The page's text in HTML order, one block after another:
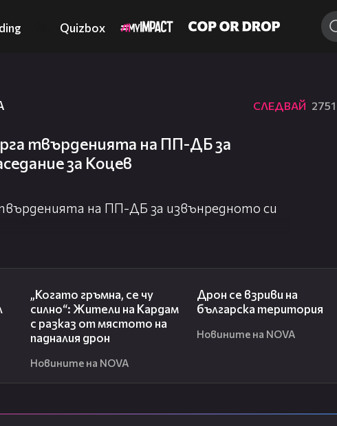
Quizbox
СЛЕДВАЙ 2751
твърденията на ПП-ДБ за
за Коцев
на ПП-ДБ за извънредното си
„Когато гръмна, се чу
силно“: Жители на Кардам
с разказ от мястото на
падналия дрон
Новините на NOVA
Дрон се взриви на
българска територия
Новините на NOVA